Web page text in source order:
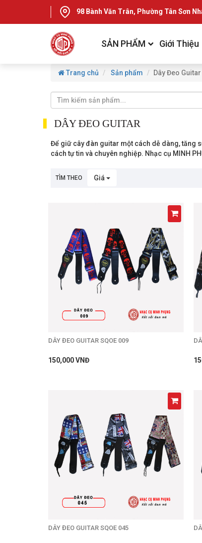
98 Bành Văn Trân, Phường Tân Sơn
SẢN PHẨM Giới Thiệu
Trang chủ Sản phẩm Dây Đeo Guitar
DÂY ĐEO GUITAR
Để giữ cây đàn guitar một cách dễ dàng, tăng
cách tự tin và chuyên nghiệp. Nhạc cụ MINH
TÌM THEO Giá
DÂY ĐEO GUITAR SQOE 009
150,000 VNĐ
DÂY ĐEO GUITAR SQOE 045